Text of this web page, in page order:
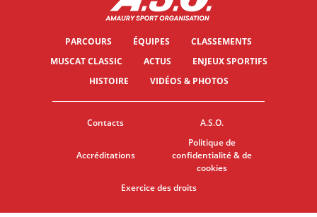
PARCOURS ÉQUIPES
CLASSEMENTS
MUSCAT CLASSIC
ACTUS
ENJEUX SPORTIFS
HISTOIRE
VIDÉOS & PHOTOS
Contacts A.S.O.
Accréditations
Politique de
confidentialité & de
cookies
Exercice des droits